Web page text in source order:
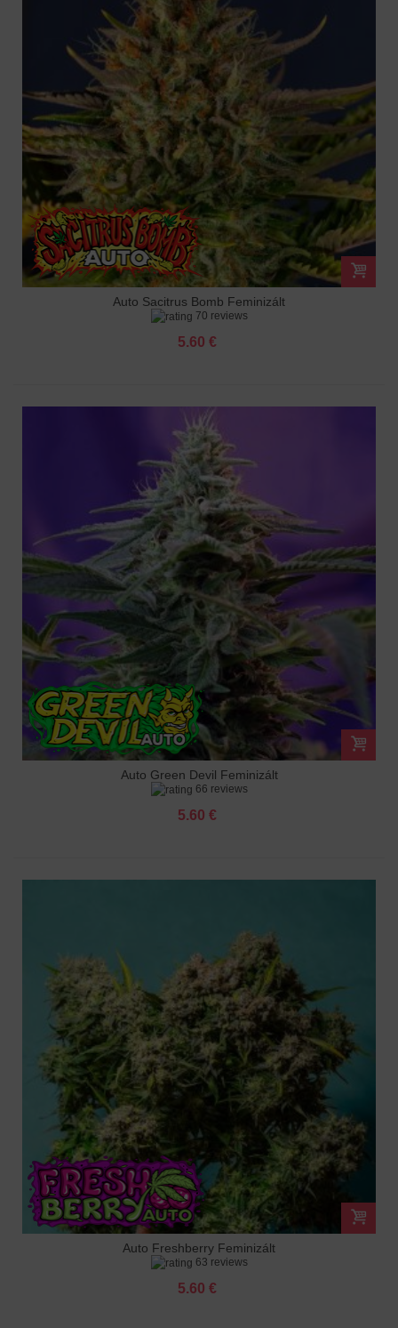
Auto Sacitrus Bomb Feminizált
70 reviews
5.60 €
Auto Green Devil Feminizált
66 reviews
5.60 €
Auto Freshberry Feminizált
63 reviews
5.60 €